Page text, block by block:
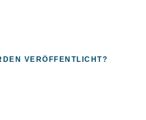
VERÖFFENTLICHT?